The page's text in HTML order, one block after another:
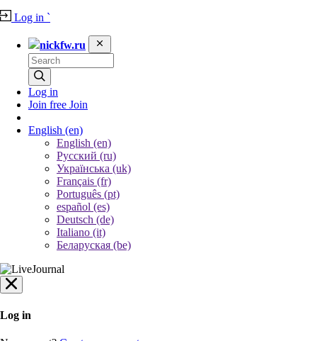
Log in `
nickfw.ru
Log in
Join free Join
English (en)
English (en)
Русский (ru)
Українська (uk)
Français (fr)
Português (pt)
español (es)
Deutsch (de)
Italiano (it)
Беларуская (be)
Log in